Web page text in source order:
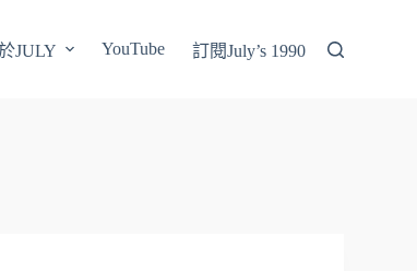
JULY YouTube 訂閱July’s 1990